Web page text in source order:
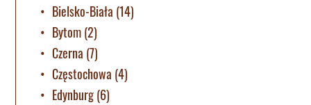
Bielsko-Biała (14)
Bytom(2)
Czerna (7)
Częstochowa (4)
Edynburg(6)